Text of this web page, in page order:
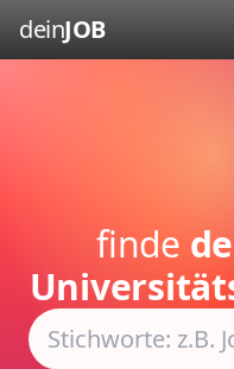
deinJOB
finde